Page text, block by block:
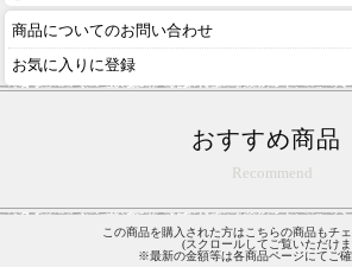
商品についてのお問い合わせ
お気に入りに登録
おすすめ商品
Recommend
この商品を購入された方はこちらの商品もチェ
(スクロールしてご覧いただけ
※最新の金額等は各商品ページにてご